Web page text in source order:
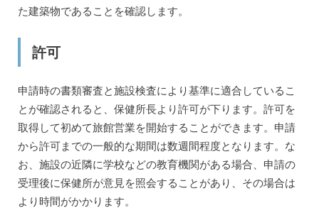
た建築物であることを確認します。
許可
申請時の書類審査と施設検査により基準に適合しているこ
とが確認されると、保健所長より許可が下ります。許可を
取得して初めて旅館営業を開始することができます。申請
から許可までの一般的な期間は数週間程度となります。な
お、施設の近隣に学校などの教育機関がある場合、申請の
受理後に保健所が意見を照会することがあり、その場合は
より時間がかかります。